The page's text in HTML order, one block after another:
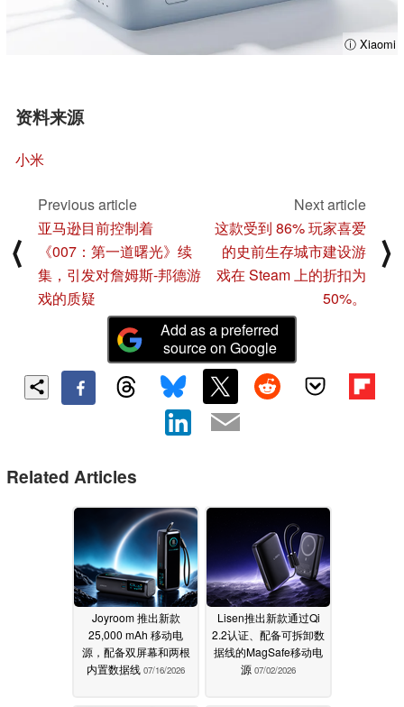
ⓘ Xiaomi
资料来源
小米
⟨
Previous article
亚马逊目前控制着
《007：第一道曙光》续
集，引发对詹姆斯-邦德游
戏的质疑
Next article
这款受到 86% 玩家喜爱
的史前生存城市建设游
戏在 Steam 上的折扣为
50%。
⟩
Add as a preferred
source on Google
Related Articles
Joyroom 推出新款
25,000 mAh 移动电
源，配备双屏幕和两根
内置数据线 07/16/2026
Lisen推出新款通过Qi
2.2认证、配备可拆卸数
据线的MagSafe移动电
源 07/02/2026